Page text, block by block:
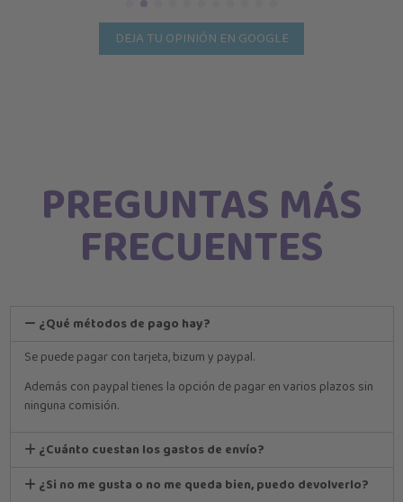
DEJA TU OPINIÓN EN GOOGLE
PREGUNTAS MÁS
FRECUENTES
¿Qué métodos de pago hay?
Se puede pagar con tarjeta, bizum y paypal.
Además con paypal tienes la opción de pagar en varios plazos sin
ninguna comisión.
¿Cuánto cuestan los gastos de envío?
¿Si no me gusta o no me queda bien, puedo devolverlo?